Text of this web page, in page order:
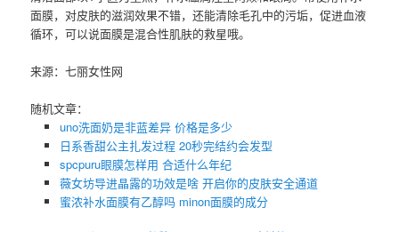
面膜，对皮肤的滋润效果不错，还能清除毛孔中的污垢，促进血液
循环，可以说面膜是混合性肌肤的救星哦。
来源：七丽女性网
随机文章：
uno洗面奶是非蓝差异 价格是多少
日系香甜公主扎发过程 20秒完结约会发型
spcpuru眼膜怎样用 合适什么年纪
薇女坊导进晶露的功效是啥 开启你的皮肤安全通道
蜜浓补水面膜有乙醇吗 minon面膜的成分